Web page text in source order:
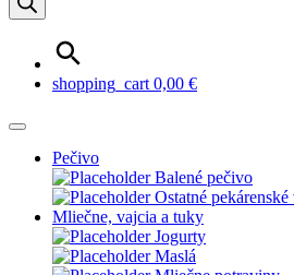
shopping_cart 0,00 €
Pečivo
Balené pečivo
Ostatné
Mliečne, vajcia a tuky
Jogurty
Maslá